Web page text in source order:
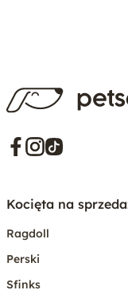
Kocięta na
Ragdoll
Perski
Sfinks